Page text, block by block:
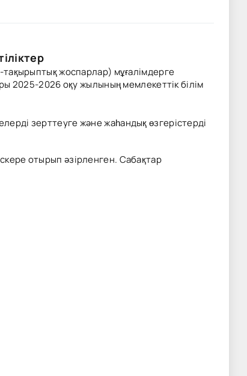
жоспарлар) мұғалімдерге
2025-2026 оқу жылының мемлекеттік білім
зерттеуге және жаһандық өзгерістерді
отырып әзірленген. Сабақтар